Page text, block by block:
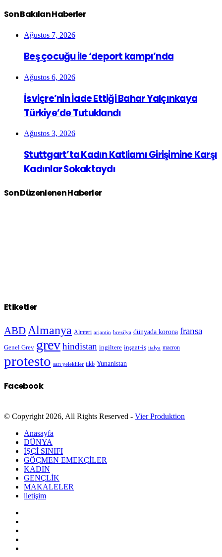
Son Bakılan Haberler
Ağustos 7, 2026
Beş çocuğu ile ‘deport kampı’nda
Ağustos 6, 2026
İsviçre’nin İade Ettiği Bahar Yalçınkaya
Türkiye’de Tutuklandı
Ağustos 3, 2026
Stuttgart’ta Kadın Katliamı Girişimine Karşı
Kadınlar Sokaktaydı
Son Düzenlenen Haberler
Etiketler
ABD Almanya Alınteri arjantin brezilya dünyada korona fransa
Genel Grev grevhindistan ingiltere inşaat-iş italya macron
protesto sarı yelekliler tikb Yunanistan
Facebook
© Copyright 2026, All Rights Reserved - Vier Produktion
Anasayfa
DÜNYA
İŞÇİ SINIFI
GÖÇMEN EMEKÇİLER
KADIN
GENÇLİK
MAKALELER
iletişim